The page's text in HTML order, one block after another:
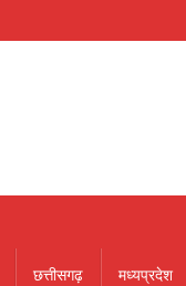
छत्तीसगढ़ मध्यप्रदेश